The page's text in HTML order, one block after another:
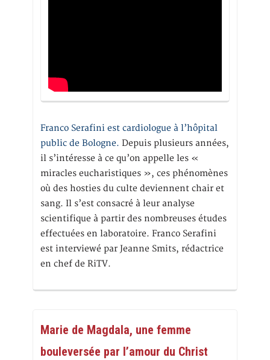
Franco Serafini est cardiologue à l’hôpital
public de Bologne. Depuis plusieurs années,
il s’intéresse à ce qu’on appelle les «
miracles eucharistiques », ces phénomènes
où des hosties du culte deviennent chair et
sang. Il s’est consacré à leur analyse
scientifique à partir des nombreuses études
effectuées en laboratoire. Franco Serafini
est interviewé par Jeanne Smits, rédactrice
en chef de RiTV.
Marie de Magdala, une femme
bouleversée par l’amour du Christ